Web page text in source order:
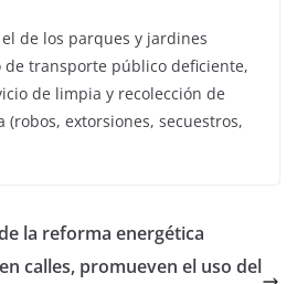
de los parques y jardines
de transporte público deficiente,
de limpia y recolección de
(robos, extorsiones, secuestros,
la reforma energética
calles, promueven el uso del